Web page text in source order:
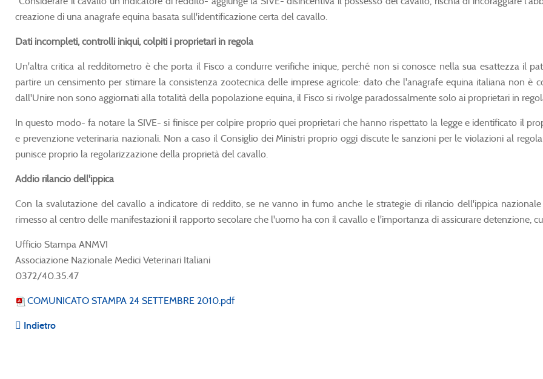
creazione di una anagrafe equina basata sull'identificazione certa del cavallo.
Dati incompleti, controlli iniqui, colpiti i proprietari in regola
Un'altra critica al redditometro è che porta il Fisco a condurre verifiche inique, perché non si conosce nella sua esattezza il
partire un censimento per stimare la consistenza zootecnica delle imprese agricole: dato che l'anagrafe equina italiana non è
dall'Unire non sono aggiornati alla totalità della popolazione equina, il Fisco si rivolge paradossalmente solo ai proprietari in
In questo modo- fa notare la SIVE- si finisce per colpire proprio quei proprietari che hanno rispettato la legge e identificato il
e prevenzione veterinaria nazionali. Non a caso il Consiglio dei Ministri proprio oggi discute le sanzioni per le violazioni al
punisce proprio la regolarizzazione della proprietà del cavallo.
Addio rilancio dell'ippica
Con la svalutazione del cavallo a indicatore di reddito, se ne vanno in fumo anche le strategie di rilancio dell'ippica
rimesso al centro delle manifestazioni il rapporto secolare che l'uomo ha con il cavallo e l'importanza di assicurare detenzione,
Ufficio Stampa ANMVI
Associazione Nazionale Medici Veterinari Italiani
0372/40.35.47
COMUNICATO STAMPA 24 SETTEMBRE 2010.pdf
Indietro